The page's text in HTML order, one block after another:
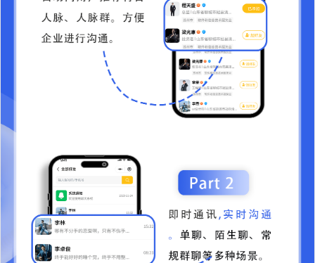
购物币应用
￥3699
加入购物车
社交电商团队奖励应用
￥2899
客服应用
￥0
加入购物车
短视频应用